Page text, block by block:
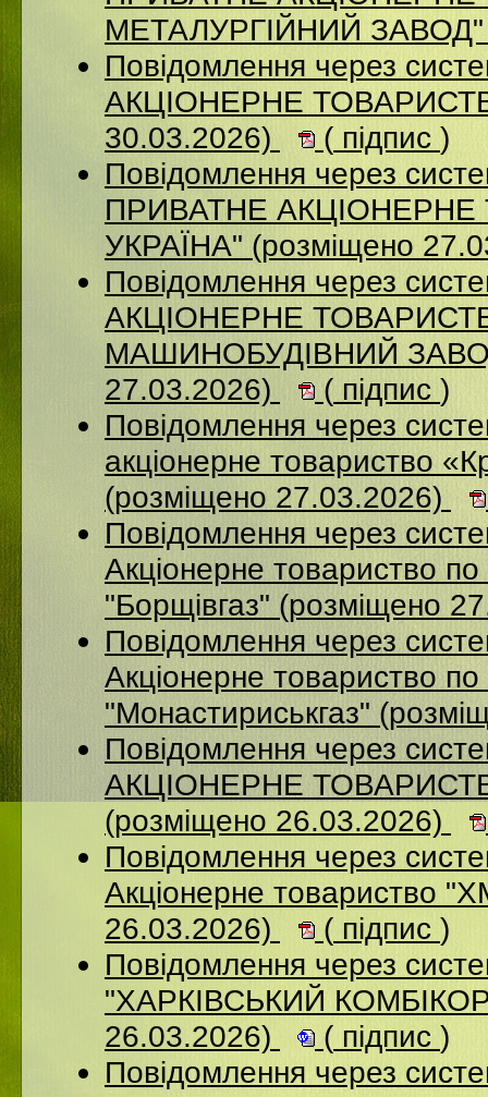
МЕТАЛУРГІЙНИЙ ЗАВОД"
Повідомлення через
АКЦІОНЕРНЕ
30.03.2026)
( підпис )
Повідомлення через
ПРИВАТНЕ
УКРАЇНА" (розміщено
Повідомлення через
АКЦІОНЕРНЕ
МАШИНОБУДІВНИЙ
27.03.2026)
( підпис )
Повідомлення через
акціонерне товариство
(розміщено 27.03.2026)
Повідомлення через
Акцiонерне товариство по
"Борщiвгаз" (розміщено
Повідомлення через
Акціонерне товариство по
"Монастириськгаз"
Повідомлення через
АКЦІОНЕРНЕ
(розміщено 26.03.2026)
Повідомлення через
Акціонерне
26.03.2026)
( підпис )
Повідомлення через
"ХАРКІВСЬКИЙ
26.03.2026)
( підпис )
Повідомлення через